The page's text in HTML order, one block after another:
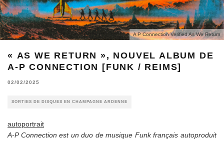
A P Connection Verified As We Return
« AS WE RETURN », NOUVEL ALBUM DE
A-P CONNECTION [FUNK / REIMS]
02/02/2025
SORTIES DE DISQUES EN CHAMPAGNE ARDENNE
autoportrait
A-P Connection est un duo de musique Funk français autoproduit